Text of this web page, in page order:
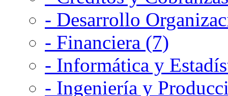
- Desarrollo
- Financiera (7)
- Informática y
- Ingeniería y